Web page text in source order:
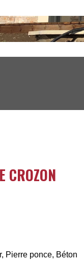
CROZON
Pierre ponce, Béton